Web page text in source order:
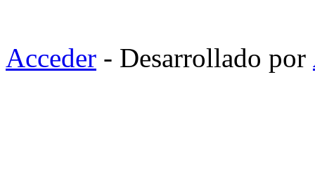
Acceder - Desarrollado por